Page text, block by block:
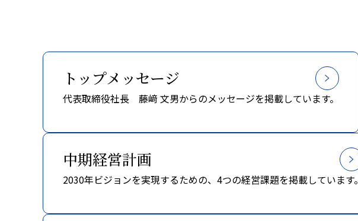
トップメッセージ
代表取締役社長 藤﨑 文男からのメッセージを掲載しています。
中期経営計画
2030年ビジョンを実現するための、4つの経営課題を掲載しています。